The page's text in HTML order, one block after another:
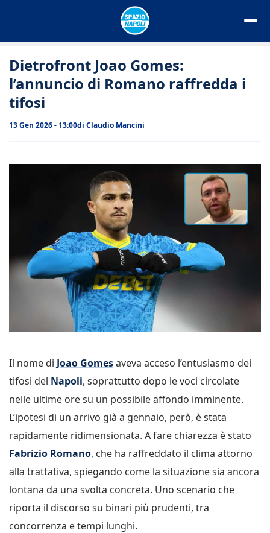
Dietrofront Joao Gomes:
l’annuncio di Romano raffredda i
tifosi
13 Gen 2026 - 13:00di Claudio Mancini
Il nome di Joao Gomesaveva acceso l’entusiasmo dei
tifosi del Napoli, soprattutto dopo le voci circolate
nelle ultime ore su un possibile affondo imminente.
L’ipotesi di un arrivo già a gennaio, però, è stata
rapidamente ridimensionata. A fare chiarezza è stato
Fabrizio Romano, che ha raffreddato il clima attorno
alla trattativa, spiegando come la situazione sia ancora
lontana da una svolta concreta. Uno scenario che
riporta il discorso su binari più prudenti, tra
concorrenza e tempi lunghi.